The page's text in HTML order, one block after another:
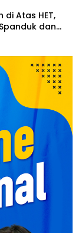
di Atas HET,
dan